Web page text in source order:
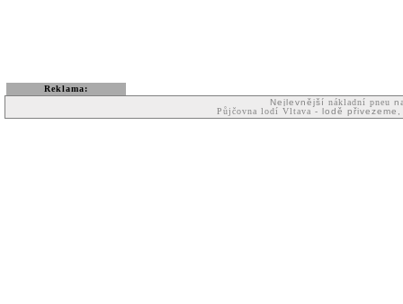
Reklama:
Nejlevnější nákladní pneu
Půjčovna lodí Vltava - lodě